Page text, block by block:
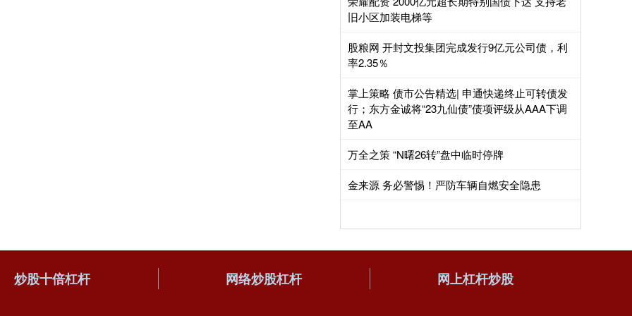
旧小区加装电梯等
股粮网 开封文投集团完成发行9亿元公司债，利
率2.35％
掌上策略 债市公告精选| 申通快递终止可转债发
行；东方金诚将“23九仙债”债项评级从AAA下调
至AA
万全之策 “N曙26转”盘中临时停牌
金来源 务必警惕！严防车辆自燃安全隐患
炒股十倍杠杆 网络炒股杠杆 网上杠杆炒股